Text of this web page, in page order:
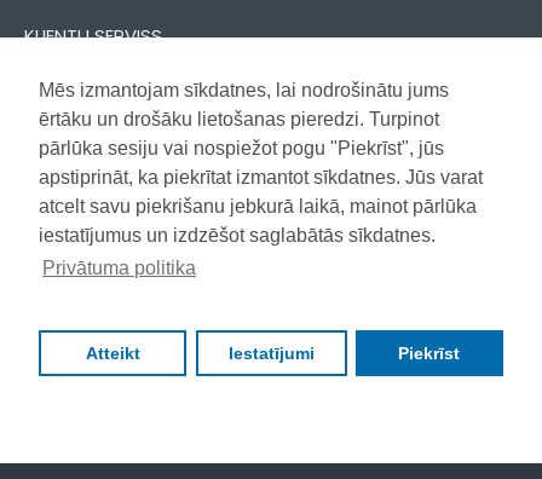
Mēs izmantojam sīkdatnes, lai nodrošinātu jums
ērtāku un drošāku lietošanas pieredzi. Turpinot
pārlūka sesiju vai nospiežot pogu "Piekrīst", jūs
apstiprināt, ka piekrītat izmantot sīkdatnes. Jūs varat
atcelt savu piekrišanu jebkurā laikā, mainot pārlūka
iestatījumus un izdzēšot saglabātās sīkdatnes.
Privātuma politika
Atteikt Iestatījumi Piekrīst
KLIENTU SERVISS
Piegāde
Apmaksa
Garantija
Akcijas avīze
Vietnes karte
Copyright © 2021, Super Selection, Visas tiesības aizsargātas